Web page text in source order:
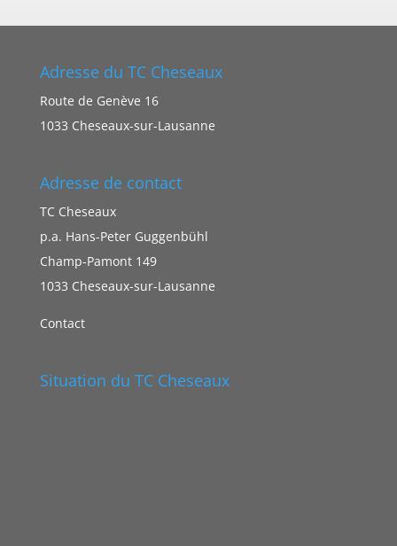
Adresse du TC Cheseaux
Route de Genève 16
1033 Cheseaux-sur-Lausanne
Adresse de contact
TC Cheseaux
p.a. Hans-Peter Guggenbühl
Champ-Pamont 149
1033 Cheseaux-sur-Lausanne
Contact
Situation du TC Cheseaux